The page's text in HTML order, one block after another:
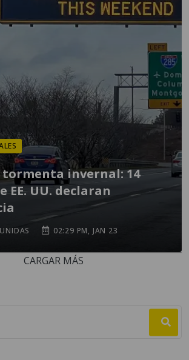
tormenta invernal: 14
EE. UU. declaran
02:29 PM, JAN 23
CARGAR MÁS